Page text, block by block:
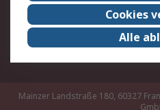
Karriere bei RS
Qualität/Umwelt/
Event-Center
Mainzer Landstraße 180, 60327
Cookies
Alle